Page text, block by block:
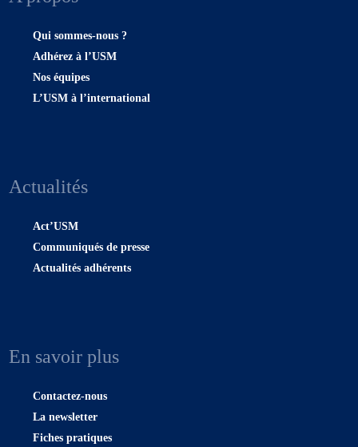
Qui sommes-nous ?
Adhérez à l’USM
Nos équipes
L’USM à l’international
Actualités
Act’USM
Communiqués de presse
Actualités adhérents
En savoir plus
Contactez-nous
La newsletter
Fiches pratiques